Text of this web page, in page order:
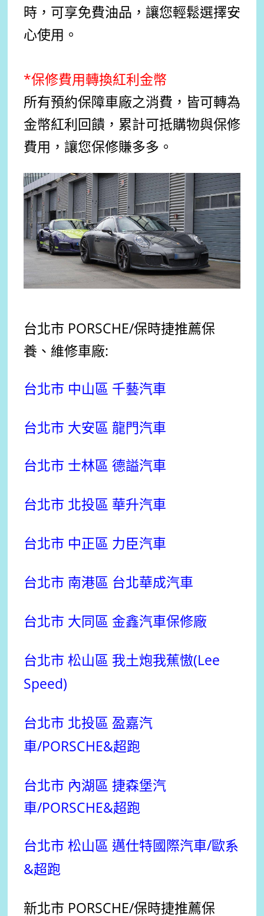
時，可享免費油品，讓您輕鬆選擇安
心使用。
*保修費用轉換紅利金幣
所有預約保障車廠之消費，皆可轉為
金幣紅利回饋，累計可抵購物與保修
費用，讓您保修賺多多。
台北市 PORSCHE/保時捷推薦保
養、維修車廠:
台北市 中山區 千藝汽車
台北市 大安區 龍門汽車
台北市 士林區 德謚汽車
台北市 北投區 華升汽車
台北市 中正區 力臣汽車
台北市 南港區 台北華成汽車
台北市 大同區 金鑫汽車保修廠
台北市 松山區 我土炮我蕉慠(Lee
Speed)
台北市 北投區 盈嘉汽
車/PORSCHE&超跑
台北市 內湖區 捷森堡汽
車/PORSCHE&超跑
台北市 松山區 邁仕特國際汽車/歐系
&超跑
新北市 PORSCHE/保時捷推薦保